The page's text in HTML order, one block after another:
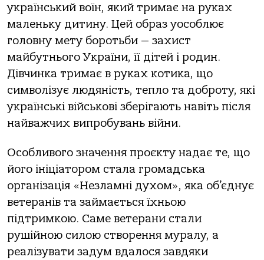
український воїн, який тримає на руках
маленьку дитину. Цей образ уособлює
головну мету боротьби — захист
майбутнього України, її дітей і родин.
Дівчинка тримає в руках котика, що
символізує людяність, тепло та доброту, які
українські військові зберігають навіть після
найважчих випробувань війни.
Особливого значення проєкту надає те, що
його ініціатором стала громадська
організація «Незламні духом», яка об’єднує
ветеранів та займається їхньою
підтримкою. Саме ветерани стали
рушійною силою створення муралу, а
реалізувати задум вдалося завдяки